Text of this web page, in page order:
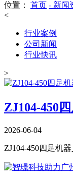
位置：
首页 - 新闻
<
行业案例
公司新闻
行业快讯
>
​ZJ104-450
2026-06-04
​ZJ104-450四足机